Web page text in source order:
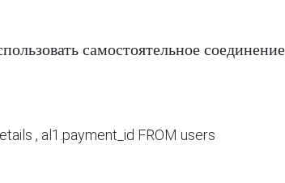
самостоятельное
, al1.payment_id FROM users